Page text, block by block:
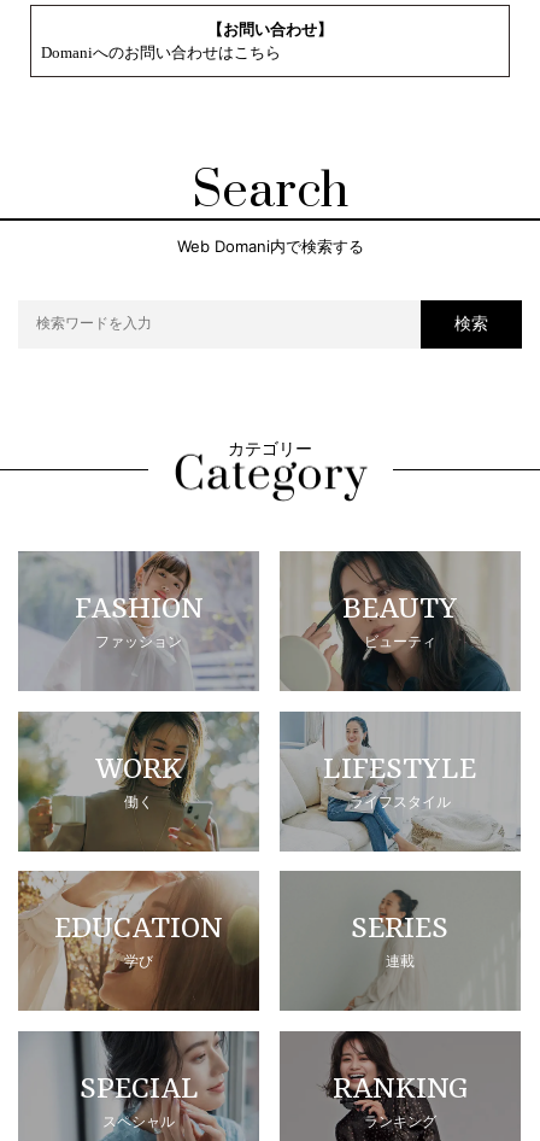
【お問い合わせ】
Domaniへのお問い合わせはこちら
Search
Web Domani内で検索する
検索
カテゴリー
FASHION
ファッション
BEAUTY
ビューティ
WORK
働く
LIFESTYLE
ライフスタイル
EDUCATION
学び
SERIES
連載
SPECIAL
スペシャル
RANKING
ランキング